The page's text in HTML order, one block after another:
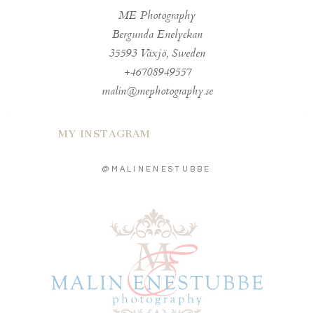
ME Photography
Bergunda Enelyckan
35593 Växjö, Sweden
+46708949557
malin@mephotography.se
MY INSTAGRAM
@MALINENESTUBBE